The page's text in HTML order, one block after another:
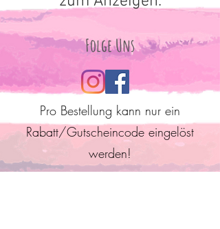
Folge Uns
Pro Bestellung kann nur ein
Rabatt/Gutscheincode eingelöst
werden!